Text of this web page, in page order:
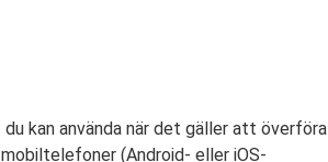
kan använda när det gäller att överföra
(Android- eller iOS-